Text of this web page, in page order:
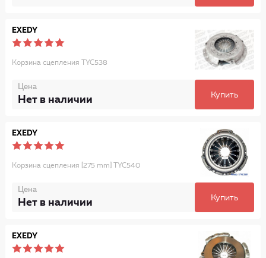
EXEDY
Корзина сцепления TYC538
Цена
Нет в наличии Купить
EXEDY
Корзина сцепления [275 mm] TYC540
Цена
Нет в наличии Купить
EXEDY